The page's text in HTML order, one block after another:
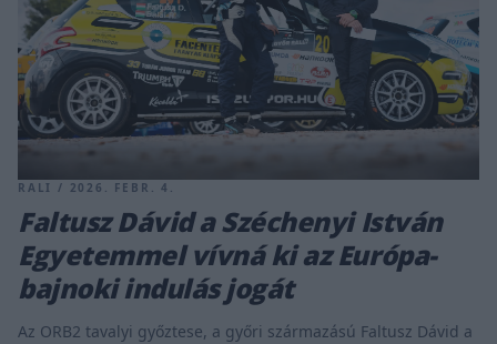
RALI / 2026. FEBR. 4.
Faltusz Dávid a Széchenyi István
Egyetemmel vívná ki az Európa-
bajnoki indulás jogát
Az ORB2 tavalyi győztese, a győri származású Faltusz Dávid a